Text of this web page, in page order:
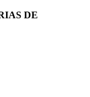
DE